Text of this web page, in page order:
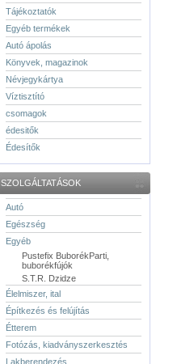
Tájékoztatók
Egyéb termékek
Autó ápolás
Könyvek, magazinok
Névjegykártya
Víztisztító
csomagok
édesitők
Édesítők
SZOLGÁLTATÁSOK
Autó
Egészség
Egyéb
Pustefix BuborékParti,
buborékfújók
S.T.R. Dzidze
Élelmiszer, ital
Építkezés és felújítás
Étterem
Fotózás, kiadványszerkesztés
Lakberendezés